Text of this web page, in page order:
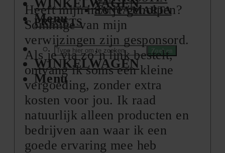
WINKELWAGEN
Menu
SANTA MARTA
PRESETS
Zoeken
WINKELWAGEN
Menu
Heeft mijn info je geholpen?
Sommige van mijn
verwijzingen zijn gesponsord.
Als je via zo’n link bestelt,
ontvang ik soms een kleine
vergoeding, zonder extra
kosten voor jou. Ik raad
natuurlijk alleen producten en
bedrijven aan waar ik een
goede ervaring mee heb